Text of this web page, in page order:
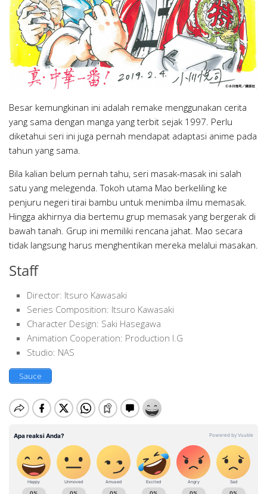
Besar kemungkinan ini adalah remake menggunakan cerita
yang sama dengan manga yang terbit sejak 1997. Perlu
diketahui seri ini juga pernah mendapat adaptasi anime pada
tahun yang sama.
Bila kalian belum pernah tahu, seri masak-masak ini salah
satu yang melegenda. Tokoh utama Mao berkeliling ke
penjuru negeri tirai bambu untuk menimba ilmu memasak.
Hingga akhirnya dia bertemu grup memasak yang bergerak di
bawah tanah. Grup ini memiliki rencana jahat. Mao secara
tidak langsung harus menghentikan mereka melalui masakan.
Staff
Director: Itsuro Kawasaki
Series Composition: Itsuro Kawasaki
Character Design: Saki Hasegawa
Animation Cooperation: Production I.G
Studio: NAS
Sauce